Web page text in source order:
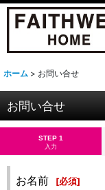
ホーム > お問い合せ
お問い合せ
STEP 1
入力
お名前 [必須]